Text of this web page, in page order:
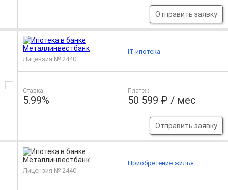
Отправить заявку
Лицензия № 2440
Ставка
5.99%
Платеж
50 599 ₽ / мес
Отправить заявку
IT-ипотека
Лицензия № 2440
Приобретение жилья